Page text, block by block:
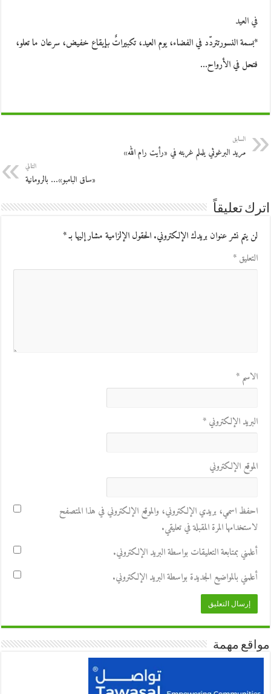
في العيد
*بسمة النسورتتردّد في الفضاء، يوم العيد، تكبيراتٌ بإيقاع خفيض، سرعان ما تعلو،
فتحل في الأرواح…
السابق
مريد البرغوثي يلملم غربته في «رأيت رام الله»
التالي
«ساق البامبو»… بالرومانية
اترك تعليقاً
لن يتم نشر عنوان بريدك الإلكتروني.الحقول الإلزامية مشار إليها بـ*
التعليق*
الاسم*
البريد الإلكتروني*
الموقع الإلكتروني
احفظ اسمي، بريدي الإلكتروني، والموقع الإلكتروني في هذا المتصفح
لاستخدامها المرة المقبلة في تعليقي.
أعلمني بمتابعة التعليقات بواسطة البريد الإلكتروني.
أعلمني بالمواضيع الجديدة بواسطة البريد الإلكتروني.
مواقع مهمة